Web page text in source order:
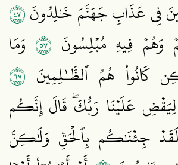
فِي عَذَابِ جَهَنَّمَ خَٰلِدُونَ٧٤
وَهُمۡ فِيهِ مُبۡلِسُونَ ٧٥ وَمَا
كَانُواْ هُمُ ٱلظَّـٰلِمِينَ ٧٦
عَلَيۡنَا رَبُّكَۖ قَالَ إِنَّكُم
لَقَدۡ جِئۡنَٰكُم بِٱلۡحَقِّ وَلَٰكِنَّ